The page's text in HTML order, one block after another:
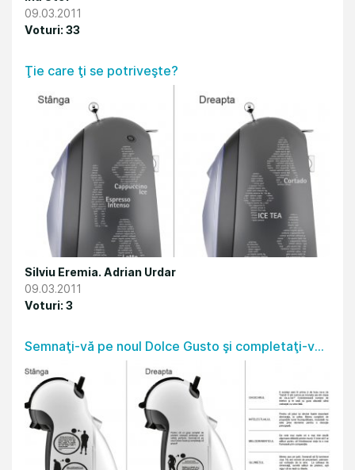
09.03.2011
Voturi: 33
Ţie care ţi se potriveşte?
Silviu Eremia. Adrian Urdar
09.03.2011
Voturi: 3
Semnaţi-vă pe noul Dolce Gusto şi completaţi-vă grupul!